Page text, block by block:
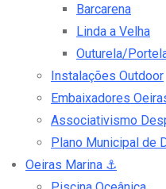
Barcarena
Linda a Velha
Outurela/
Instalações Outdoor
Embaixadores
Associativismo
Plano Municipal de
Oeiras Marina ⚓